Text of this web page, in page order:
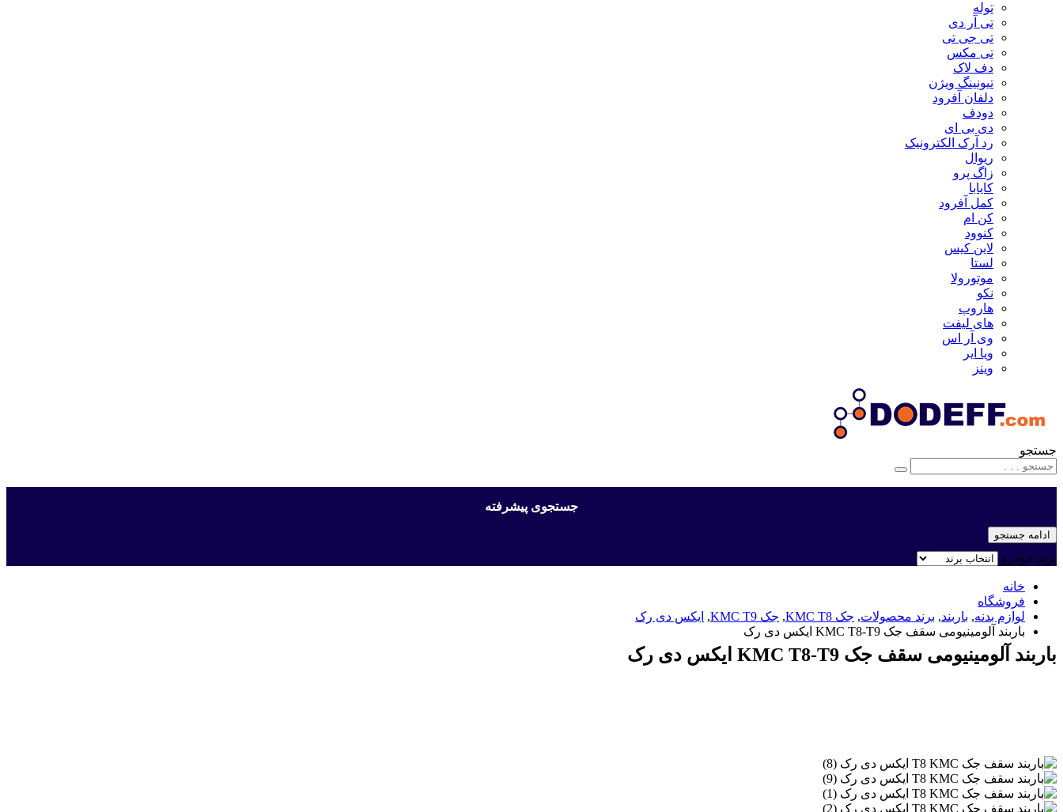
توله
تی آر دی
تی جی تی
تی مکس
دف لاک
تیونینگ ویژن
دلفان آفرود
دودف
دی بی ای
رد آرک الکترونیک
ریوال
زاگ پرو
کایابا
کمل آفرود
کن ام
کنوود
لاین کیس
لستا
موتورولا
نکو
هاروپ
های لیفت
وی آر اس
ویا ایر
وینز
جستجو
جستجوی پیشرفته
ادامه جستجو
برند خودرو
خانه
فروشگاه
لوازم بدنه, باربند, برند محصولات, جک KMC T8 , جک KMC T9 , ایکس دی رک
باربند آلومینیومی سقف جک KMC T8-T9 ایکس دی رک
باربند آلومینیومی سقف جک KMC T8-T9 ایکس دی رک